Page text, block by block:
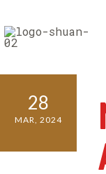
28
MAR, 2024